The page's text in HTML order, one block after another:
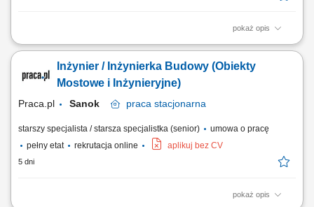
pokaż opis
Zarządzanie realizacją robót elektrycznych na placu budowy zgodnie z
pracownikami oraz firmami podwykonawczymi zaangażowanymi w
realizację projektu. Tworzenie krótkoterminowych planów prac i
Inżynier / Inżynierka Budowy (Obiekty
Mostowe i Inżynieryjne)
Praca.pl Sanok praca stacjonarna
starszy specjalista / starsza specjalistka (senior)
umowa o pracę
pełny etat
rekrutacja online aplikuj bez CV
5 dni
pokaż opis